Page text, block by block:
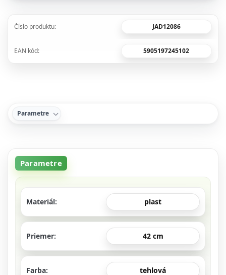
Číslo produktu: JAD12086
EAN kód: 5905197245102
Parametre
Parametre
Materiál plast
Priemer 42 cm
Farba tehlová